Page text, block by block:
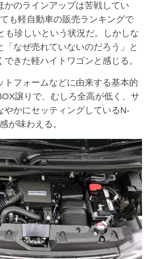
かのラインアップは苦戦してい
も軽自動車の販売ランキングで
も珍しいという状況だ。しかしな
「なぜ売れていないのだろう」と
きた軽ハイトワゴンと感じる。
フォームなどに由来する基本的
譲りで、むしろ全高が低く、サ
やかにセッティングしているN-
が味わえる。